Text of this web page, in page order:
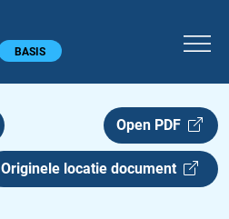
BASIS
Open PDF
Originele locatie document